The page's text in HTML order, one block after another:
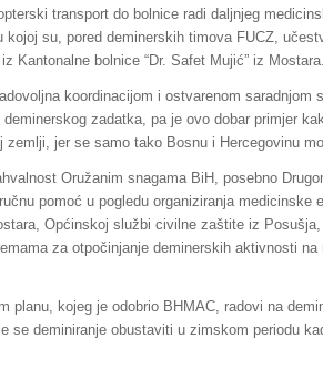
transport do bolnice radi daljnjeg
kojoj su, pored deminerskih timova FUCZ,
Kantonalne bolnice “Dr. Safet Mujić” iz Mostara.
koordinacijom i ostvarenom
zadatka, pa je ovo dobar primjer
zemlji, jer se samo tako Bosnu i Hercegovinu
Oružanim snagama BiH, posebno
pomoć u pogledu organiziranja medicinske
Općinskoj službi civilne zaštite iz
za otpočinjanje deminerskih aktivnosti
planu, kojeg je odobrio BHMAC, radovi na
se deminiranje obustaviti u zimskom periodu